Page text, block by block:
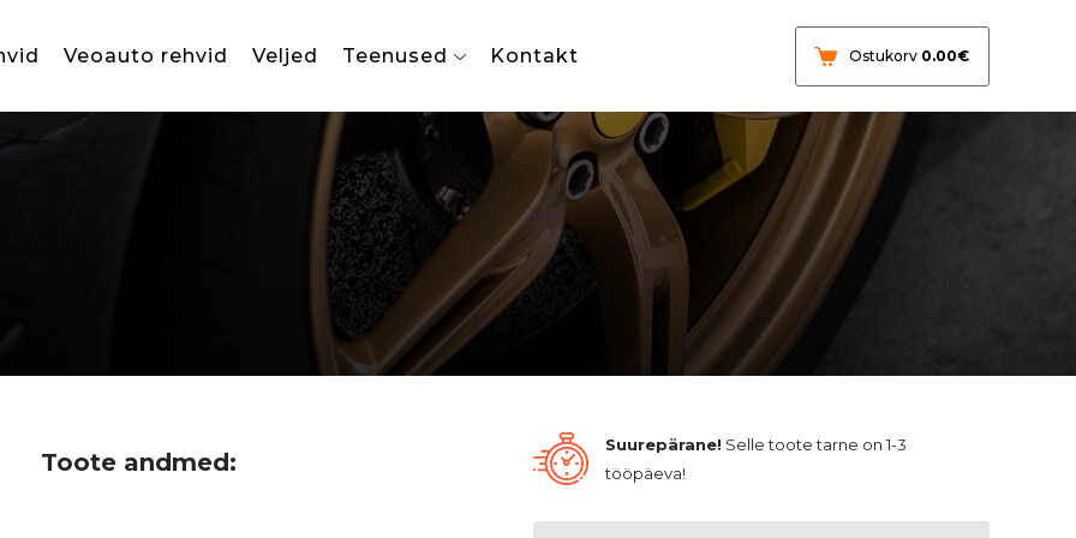
Veoauto rehvid Veljed Teenused Kontakt Ostukorv 0.00€
Toote andmed:
Suurepärane! Selle toote tarne on 1-3
tööpäeva!